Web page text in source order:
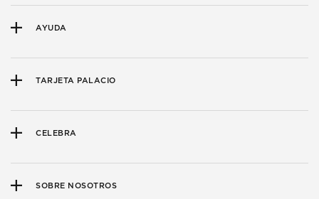
AYUDA
TARJETA PALACIO
CELEBRA
SOBRE NOSOTROS